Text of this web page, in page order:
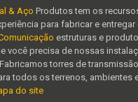
& Aço Produtos tem os
para fabricar e entregar
estruturas e
você precisa de nossas
torres de
todos os terrenos, ambientes
do site